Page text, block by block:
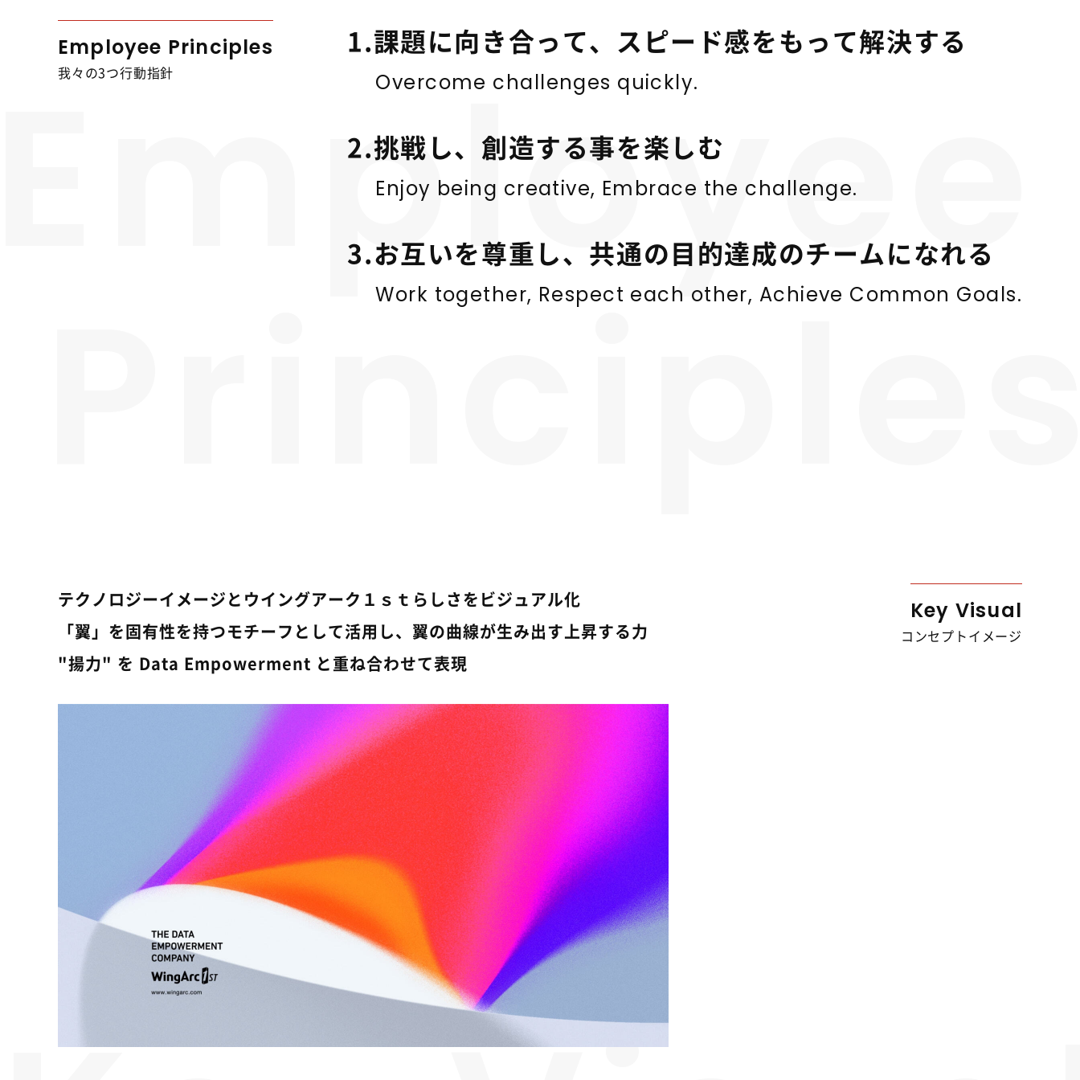
Employee Principles
我々の3つ行動指針
1.課題に向き合って、スピード感をもって解決する
Overcome challenges quickly.
2.挑戦し、創造する事を楽しむ
Enjoy being creative, Embrace the challenge.
3.お互いを尊重し、共通の目的達成のチームになれる
Work together, Respect each other, Achieve Common Goals.
Key Visual
コンセプトイメージ
テクノロジーイメージとウイングアーク１ｓｔらしさをビジュアル化
「翼」を固有性を持つモチーフとして活用し、翼の曲線が生み出す上昇する力
"揚力" を Data Empowerment と重ね合わせて表現